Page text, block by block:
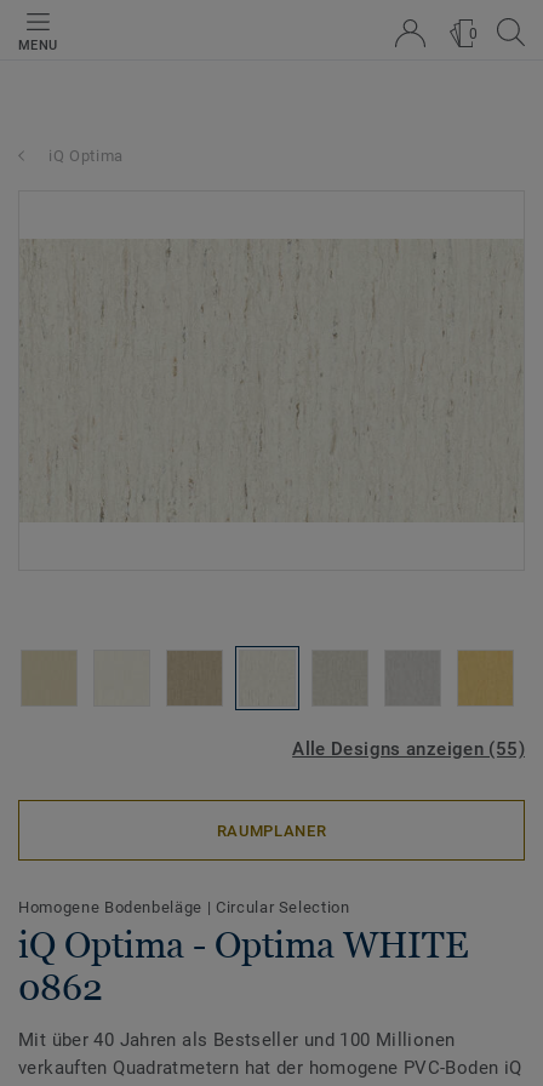
MENU
0
iQ Optima
Alle Designs anzeigen (55)
RAUMPLANER
Homogene Bodenbeläge | Circular Selection
iQ Optima - Optima WHITE
0862
Mit über 40 Jahren als Bestseller und 100 Millionen
verkauften Quadratmetern hat der homogene PVC-Boden iQ